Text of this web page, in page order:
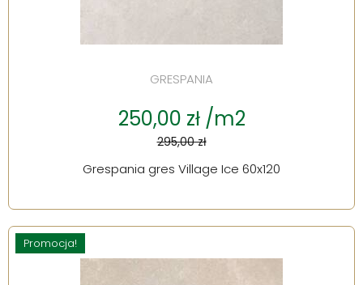
GRESPANIA
250,00 zł /m2
295,00 zł
Grespania gres Village Ice 60x120
Promocja!